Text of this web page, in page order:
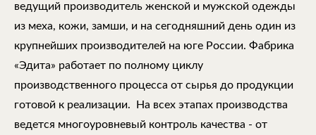
ведущий производитель женской и мужской одежды
из меха, кожи, замши, и на сегодняшний день один из
крупнейших производителей на юге России. Фабрика
«Эдита» работает по полному циклу
производственного процесса от сырья до продукции
готовой к реализации. На всех этапах производства
ведется многоуровневый контроль качества - от